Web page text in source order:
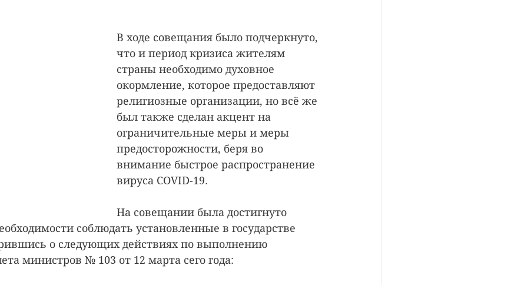
В ходе совещания было подчеркнуто,
что и период кризиса жителям
страны необходимо духовное
окормление, которое предоставляют
религиозные организации, но всё же
был также сделан акцент на
ограничительные меры и меры
предосторожности, беря во
внимание быстрое распространение
вируса COVID-19.
На совещании была достигнуто
соблюдать установленные в государстве
о следующих действиях по выполнению
министров № 103 от 12 марта сего года: